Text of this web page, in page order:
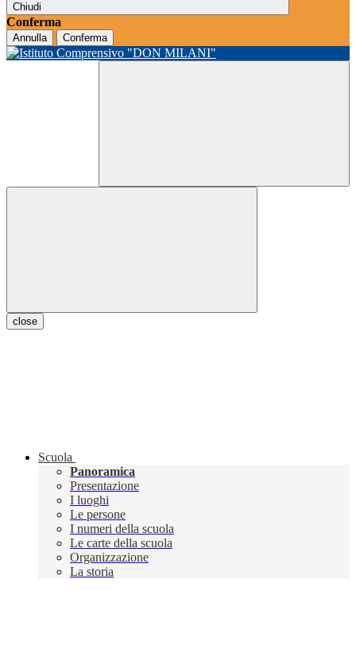
Chiudi
Conferma
Annulla Conferma
close
Scuola
Panoramica
Presentazione
I luoghi
Le persone
I numeri della scuola
Le carte della scuola
Organizzazione
La storia